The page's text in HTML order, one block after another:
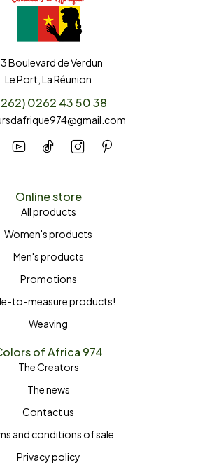
Boulevard de Verdun
Le Port, La Réunion
0262 43 50 38
Online store
All products
Women's products
Men's products
Promotions
to-measure products!
Weaving
of Africa 974
The Creators
The news
Contact us
and conditions of sale
Privacy policy